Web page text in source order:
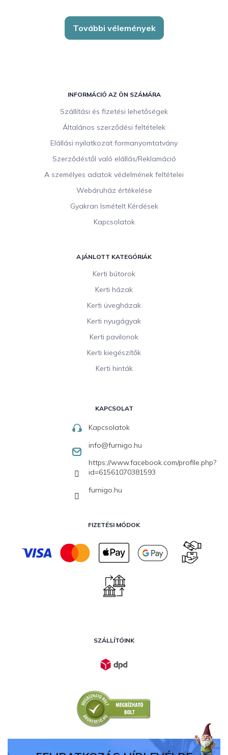
További vélemények
INFORMÁCIÓ AZ ÖN SZÁMÁRA
Szállítási és fizetési lehetőségek
Általános szerződési feltételek
Elállási nyilatkozat formanyomtatvány
Szerződéstől való elállás/Reklamáció
A személyes adatok védelmének feltételei
Webáruház értékelése
Gyakran Ismételt Kérdések
Kapcsolatok
AJÁNLOTT KATEGÓRIÁK
Kerti bútorok
Kerti házak
Kerti üvegházak
Kerti nyugágyak
Kerti pavilonok
Kerti kiegészítők
Kerti hinták
KAPCSOLAT
Kapcsolatok
info@furnigo.hu
https://www.facebook.com/profile.php?
id=61561070381593
furnigo.hu
FIZETÉSI MÓDOK
SZÁLLÍTÓINK